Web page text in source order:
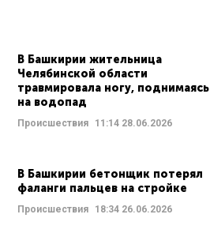
В Башкирии жительница
Челябинской области
травмировала ногу, поднимаясь
на водопад
Происшествия 11:14 28.06.2026
В Башкирии бетонщик потерял
фаланги пальцев на стройке
Происшествия 18:34 26.06.2026